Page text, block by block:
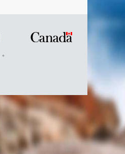
Symbole
du
Canada